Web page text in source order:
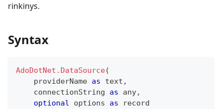
rinkinys.
Syntax
AdoDotNet.DataSource(
    providerName
as text ,
    connectionString
as any,
optional options as
record